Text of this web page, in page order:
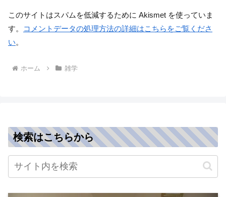
このサイトはスパムを低減するために Akismet を使っていま
す。
コメントデータの処理方法の詳細はこちらをご覧くださ
い。
ホーム 雑学
検索はこちらから